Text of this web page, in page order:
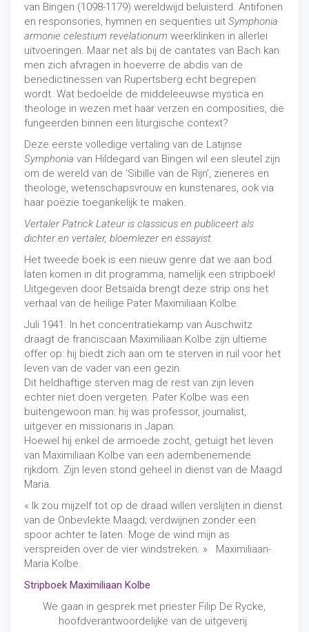
van Bingen (1098-1179) wereldwijd beluisterd. Antifonen
en responsories, hymnen en sequenties uit Symphonia
armonie celestium revelationum weerklinken in allerlei
uitvoeringen. Maar net als bij de cantates van Bach kan
men zich afvragen in hoeverre de abdis van de
benedictinessen van Rupertsberg echt begrepen
wordt. Wat bedoelde de middeleeuwse mystica en
theologe in wezen met haar verzen en composities, die
fungeerden binnen een liturgische context?
Deze eerste volledige vertaling van de Latijnse
Symphonia van Hildegard van Bingen wil een sleutel zijn
om de wereld van de ‘Sibille van de Rijn’, zieneres en
theologe, wetenschapsvrouw en kunstenares, ook via
haar poëzie toegankelijk te maken.
Vertaler Patrick Lateur is classicus en publiceert als
dichter en vertaler, bloemlezer en essayist.
Het tweede boek is een nieuw genre dat we aan bod
laten komen in dit programma, namelijk een stripboek!
Uitgegeven door Betsaïda brengt deze strip ons het
verhaal van de heilige Pater Maximiliaan Kolbe.
Juli 1941. In het concentratiekamp van Auschwitz
draagt de franciscaan Maximiliaan Kolbe zijn ultieme
offer op: hij biedt zich aan om te sterven in ruil voor het
leven van de vader van een gezin.
Dit heldhaftige sterven mag de rest van zijn leven
echter niet doen vergeten. Pater Kolbe was een
buitengewoon man: hij was professor, journalist,
uitgever en missionaris in Japan.
Hoewel hij enkel de armoede zocht, getuigt het leven
van Maximiliaan Kolbe van een adembenemende
rijkdom. Zijn leven stond geheel in dienst van de Maagd
Maria.
« Ik zou mijzelf tot op de draad willen verslijten in dienst
van de Onbevlekte Maagd; verdwijnen zonder een
spoor achter te laten. Moge de wind mijn as
verspreiden over de vier windstreken. » Maximiliaan-
Maria Kolbe.
Stripboek Maximiliaan Kolbe
We gaan in gesprek met priester Filip De Rycke,
hoofdverantwoordelijke van de uitgeverij.